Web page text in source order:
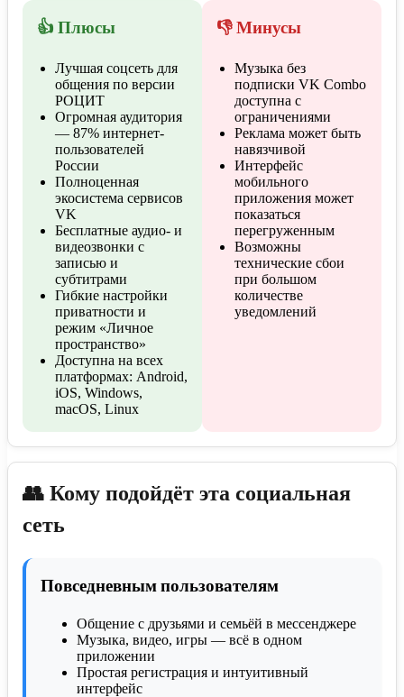
👍 Плюсы
Лучшая соцсеть для
общения по версии
РОЦИТ
Огромная аудитория
— 87% интернет-
пользователей
России
Полноценная
экосистема сервисов
VK
Бесплатные аудио- и
видеозвонки с
записью и
субтитрами
Гибкие настройки
приватности и
режим «Личное
пространство»
Доступна на всех
платформах: Android,
iOS, Windows,
macOS, Linux
👎 Минусы
Музыка без
подписки VK Combo
доступна с
ограничениями
Реклама может быть
навязчивой
Интерфейс
мобильного
приложения может
показаться
перегруженным
Возможны
технические сбои
при большом
количестве
уведомлений
👥 Кому подойдёт эта социальная
сеть
Повседневным пользователям
Общение с друзьями и семьёй в мессенджере
Музыка, видео, игры — всё в одном
приложении
Простая регистрация и интуитивный
интерфейс